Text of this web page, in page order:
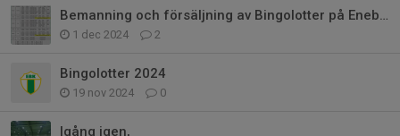
Bemanning och försäljning av Bingolotter på Eneby Centrum, EKO & Ica Maxi
1 dec 2024 2
Bingolotter 2024
19 nov 2024 0
Igång igen,